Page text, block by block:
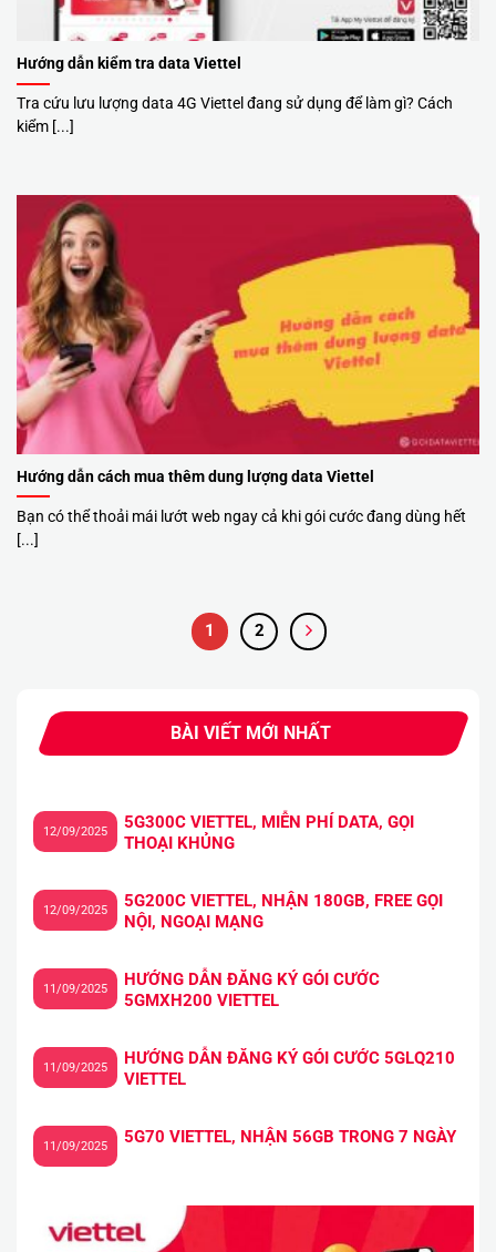
Hướng dẫn kiểm tra data Viettel
Tra cứu lưu lượng data 4G Viettel đang sử dụng để làm gì? Cách
kiểm [...]
Hướng dẫn cách mua thêm dung lượng data Viettel
Bạn có thể thoải mái lướt web ngay cả khi gói cước đang dùng hết
[...]
1 2
BÀI VIẾT MỚI NHẤT
5G300C VIETTEL, MIỄN PHÍ DATA, GỌI
THOẠI KHỦNG
12/09/2025
5G200C VIETTEL, NHẬN 180GB, FREE GỌI
NỘI, NGOẠI MẠNG
12/09/2025
HƯỚNG DẪN ĐĂNG KÝ GÓI CƯỚC
5GMXH200 VIETTEL
11/09/2025
HƯỚNG DẪN ĐĂNG KÝ GÓI CƯỚC 5GLQ210
VIETTEL
11/09/2025
5G70 VIETTEL, NHẬN 56GB TRONG 7 NGÀY
11/09/2025